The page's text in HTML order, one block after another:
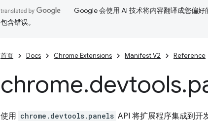
Google 会使用 AI 技术将内容翻译成您偏好
包含错误。
首页 Docs Chrome Extensions Manifest V2 Reference
chrome.devtools.
使用 chrome.devtools.panels API 将扩展程序集成到开